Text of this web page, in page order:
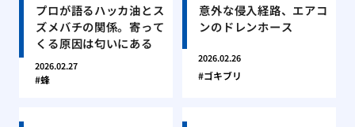
プロが語るハッカ油とス
ズメバチの関係。寄って
くる原因は匂いにある
2026.02.27
蜂
意外な侵入経路、エアコ
ンのドレンホース
2026.02.26
ゴキブリ